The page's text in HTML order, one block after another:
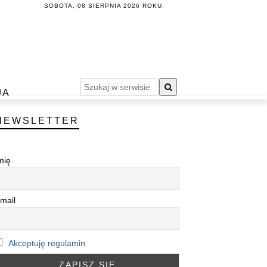
SOBOTA, 08 SIERPNIA 2026 ROKU.
Akceptuję regulamin